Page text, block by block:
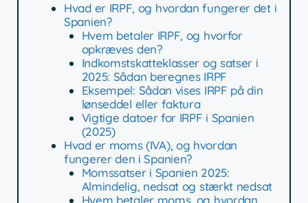
Hvad er IRPF, og hvordan fungerer det i
Spanien?
Hvem betaler IRPF, og hvorfor
opkræves den?
Indkomstskatteklasser og satser i
2025: Sådan beregnes IRPF
Eksempel: Sådan vises IRPF på din
lønseddel eller faktura
Vigtige datoer for IRPF i Spanien
(2025)
Hvad er moms (IVA), og hvordan
fungerer den i Spanien?
Momssatser i Spanien 2025:
Almindelig, nedsat og stærkt nedsat